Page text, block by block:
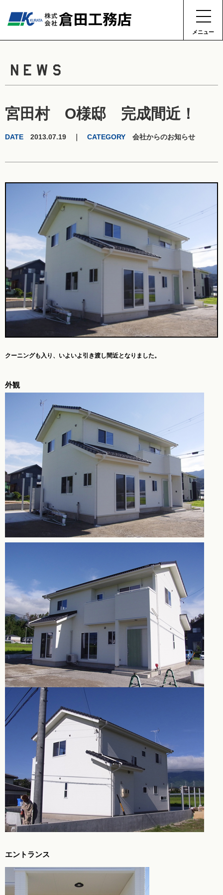
メニュー
NEWS
宮田村 O様邸 完成間近！
DATE 2013.07.19 ｜ CATEGORY 会社からのお知らせ
クーニングも入り、 いよいよ引き渡し間近となりました。
外観
エントランス